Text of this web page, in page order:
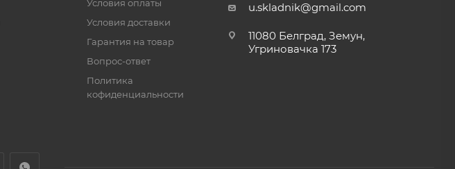
Условия оплаты
Условия доставки
Гарантия на товар
Вопрос-ответ
Политика
кофиденциальности
u.skladnik@gmail.com
11080 Белград, Земун,
Угриновачка 173